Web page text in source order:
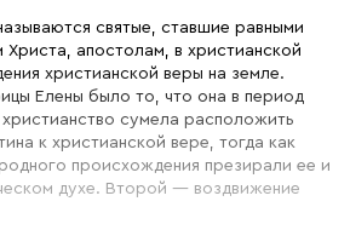
святые, ставшие равными
апостолам, в христианской
христианской веры на земле.
Елены было то, что она в период
сумела расположить
к христианской вере, тогда как
происхождения презирали ее и
духе. Второй — воздвижение